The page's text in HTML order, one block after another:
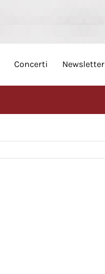
Concerti Newsletter